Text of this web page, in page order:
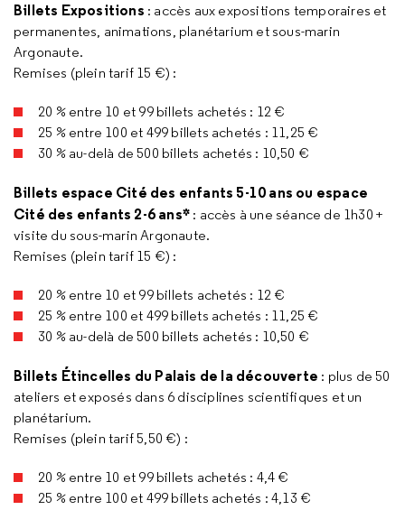
Billets Expositions : accès aux expositions temporaires et
permanentes, animations, planétarium et sous-marin
Argonaute.
Remises (plein tarif 15 €) :
20 % entre 10 et 99 billets achetés : 12 €
25 % entre 100 et 499 billets achetés : 11,25 €
30 % au-delà de 500 billets achetés : 10,50 €
Billets espace Cité des enfants 5-10 ans ou espace
Cité des enfants 2-6 ans* : accès à une séance de 1h30 +
visite du sous-marin Argonaute.
Remises (plein tarif 15 €) :
20 % entre 10 et 99 billets achetés : 12 €
25 % entre 100 et 499 billets achetés : 11,25 €
30 % au-delà de 500 billets achetés : 10,50 €
Billets Étincelles du Palais de la découverte : plus de 50
ateliers et exposés dans 6 disciplines scientifiques et un
planétarium.
Remises (plein tarif 5,50 €) :
20 % entre 10 et 99 billets achetés : 4,4 €
25 % entre 100 et 499 billets achetés : 4,13 €